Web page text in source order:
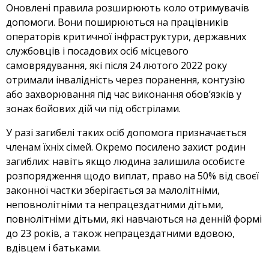
Оновлені правила розширюють коло отримувачів
допомоги. Вони поширюються на працівників
операторів критичної інфраструктури, державних
службовців і посадових осіб місцевого
самоврядування, які після 24 лютого 2022 року
отримали інвалідність через поранення, контузію
або захворювання під час виконання обов’язків у
зонах бойових дій чи під обстрілами.
У разі загибелі таких осіб допомога призначається
членам їхніх сімей. Окремо посилено захист родин
загиблих: навіть якщо людина залишила особисте
розпорядження щодо виплат, право на 50% від своєї
законної частки зберігається за малолітніми,
неповнолітніми та непрацездатними дітьми,
повнолітніми дітьми, які навчаються на денній формі
до 23 років, а також непрацездатними вдовою,
вдівцем і батьками.